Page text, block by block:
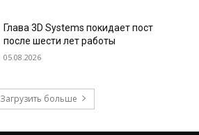
Глава 3D Systems покидает пост
после шести лет работы
05.08.2026
Загрузить больше